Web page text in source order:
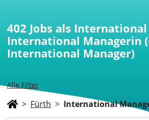
Alle Filter
402 Jobs als
International Managerin
International Manager)
> Fürth > International